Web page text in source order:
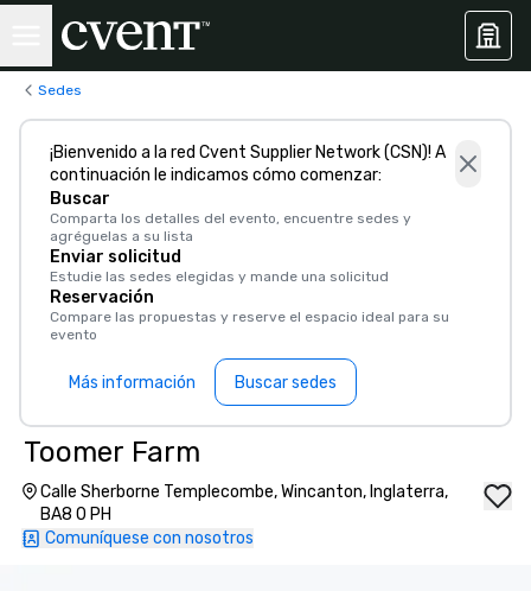
Sedes
¡Bienvenido a la red Cvent Supplier Network (CSN)! A
continuación le indicamos cómo comenzar:
Buscar
Comparta los detalles del evento, encuentre sedes y
agréguelas a su lista
Enviar solicitud
Estudie las sedes elegidas y mande una solicitud
Reservación
Compare las propuestas y reserve el espacio ideal para su
evento
Más información Buscar sedes
Toomer Farm
Calle Sherborne Templecombe, Wincanton, Inglaterra,
BA8 0 PH
Comuníquese con nosotros